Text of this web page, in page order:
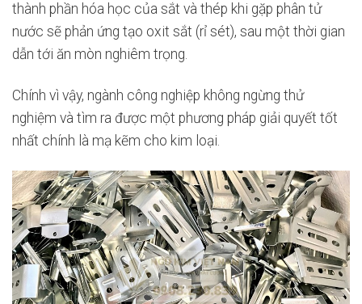
thành phần hóa học của sắt và thép khi gặp phân tử
nước sẽ phản ứng tạo oxit sắt (rỉ sét), sau một thời gian
dẫn tới ăn mòn nghiêm trọng.
Chính vì vậy, ngành công nghiệp không ngừng thử
nghiệm và tìm ra được một phương pháp giải quyết tốt
nhất chính là mạ kẽm cho kim loại.